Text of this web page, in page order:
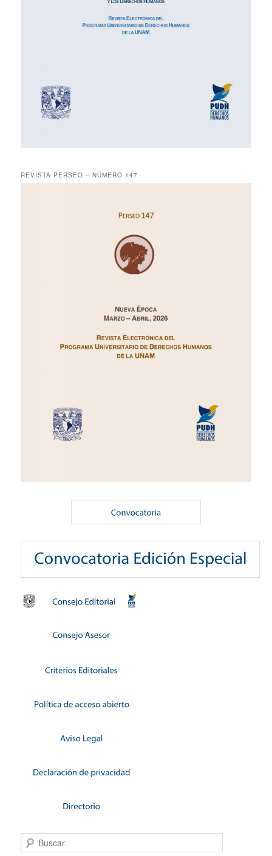
REVISTA PERSEO – NÚMERO 147
Buscar